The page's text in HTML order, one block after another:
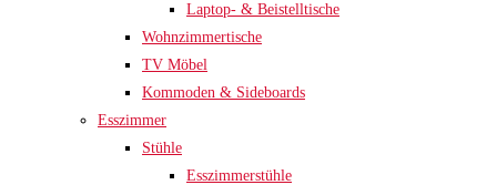
Laptop- & Beistelltische
Wohnzimmertische
TV Möbel
Kommoden & Sideboards
Esszimmer
Stühle
Esszimmerstühle